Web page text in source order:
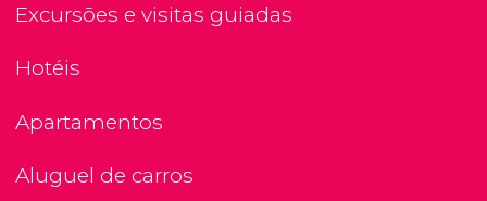
Excursões e visitas guiadas
Hotéis
Apartamentos
Aluguel de carros